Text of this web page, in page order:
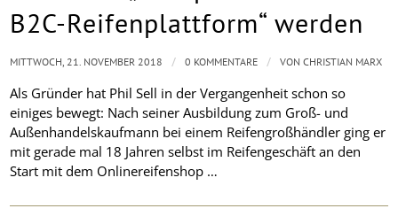
B2C-Reifenplattform“ werden
Als Gründer hat Phil Sell in der Vergangenheit schon so
einiges bewegt: Nach seiner Ausbildung zum Groß- und
Außenhandelskaufmann bei einem Reifengroßhändler ging er
mit gerade mal 18 Jahren selbst im Reifengeschäft an den
Start mit dem Onlinereifenshop …
MITTWOCH, 21. NOVEMBER 2018 / 0 KOMMENTARE / VONCHRISTIAN MARX